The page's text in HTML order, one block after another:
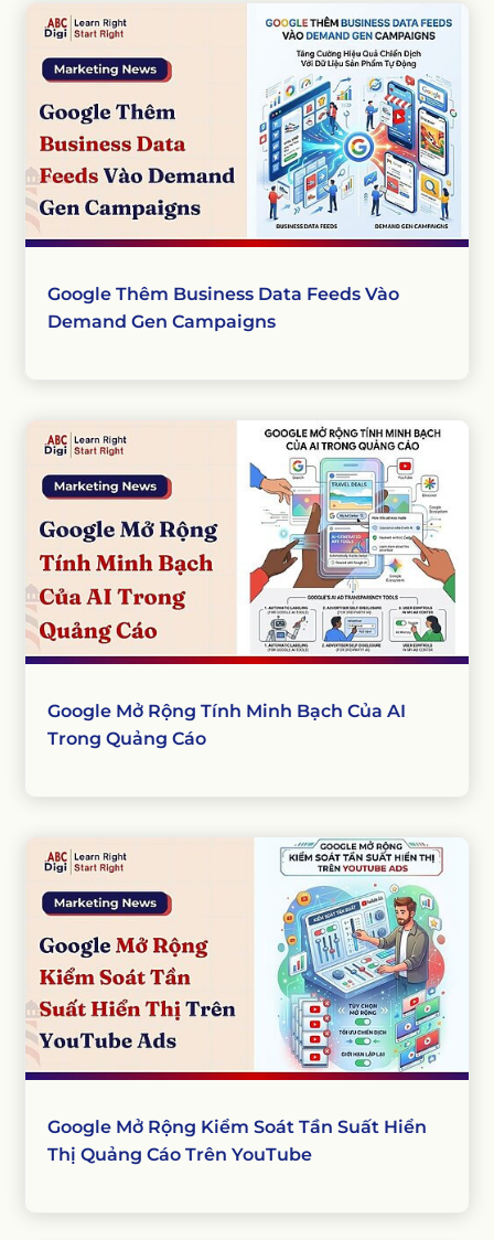
Google Thêm Business Data Feeds Vào
Demand Gen Campaigns
Google Mở Rộng Tính Minh Bạch Của AI
Trong Quảng Cáo
Google Mở Rộng Kiểm Soát Tần Suất Hiển
Thị Quảng Cáo Trên YouTube